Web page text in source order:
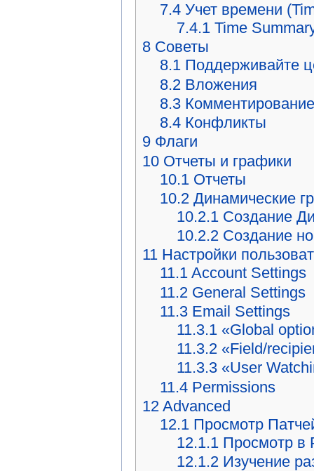
7.4 Учет времени
7.4.1 Time
8 Советы
8.1 Поддерживайте
8.2 Вложения
8.3 Комментирование
8.4 Конфликты
9 Флаги
10 Отчеты и графики
10.1 Отчеты
10.2 Динамические
10.2.1 Создание
10.2.2 Создание
11 Настройки
11.1 Account Settings
11.2 General Settings
11.3 Email Settings
11.3.1 «Global
11.3.2 «Field/
11.3.3 «User
11.4 Permissions
12 Advanced
12.1 Просмотр
12.1.1 Просмотр в
12.1.2 Изучение